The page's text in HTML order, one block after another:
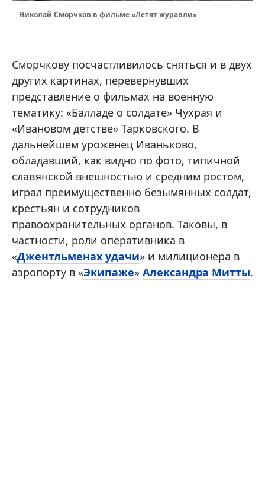
Николай Сморчков в фильме «Летят журавли»
Сморчкову посчастливилось сняться и в двух
других картинах, перевернувших
представление о фильмах на военную
тематику: «Балладе о солдате» Чухрая и
«Ивановом детстве» Тарковского. В
дальнейшем уроженец Иваньково,
обладавший, как видно по фото, типичной
славянской внешностью и средним ростом,
играл преимущественно безымянных солдат,
крестьян и сотрудников
правоохранительных органов. Таковы, в
частности, роли оперативника в
«Джентльменах удачи» и милиционера в
аэропорту в «Экипаже» Александра Митты.